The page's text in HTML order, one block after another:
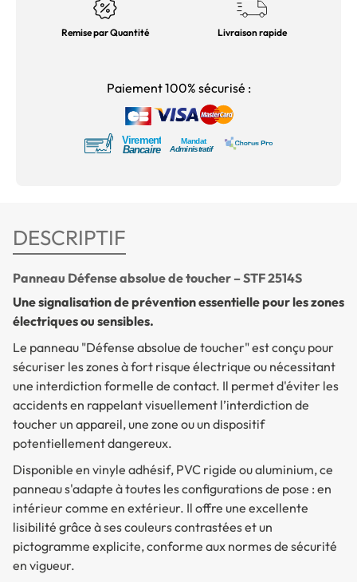
Remise par Quantité Livraison rapide
Paiement 100% sécurisé :
DESCRIPTIF
Panneau Défense absolue de toucher – STF 2514S
Une signalisation de prévention essentielle pour les zones
électriques ou sensibles.
Le panneau "Défense absolue de toucher" est conçu pour
sécuriser les zones à fort risque électrique ou nécessitant
une interdiction formelle de contact. Il permet d'éviter les
accidents en rappelant visuellement l’interdiction de
toucher un appareil, une zone ou un dispositif
potentiellement dangereux.
Disponible en vinyle adhésif, PVC rigide oualuminium, ce
panneau s'adapte à toutes les configurations de pose : en
intérieur comme en extérieur. Il offre une excellente
lisibilité grâce à ses couleurs contrastées et un
pictogramme explicite, conforme aux normes de sécurité
en vigueur.